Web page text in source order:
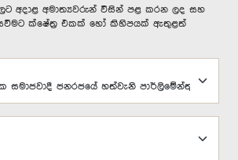
අදාළ අමාත්‍යවරුන් විසින් පළ කරන ලද සහ
ක්ෂේත්‍ර එකක් හෝ කිහිපයක් ඇතුළත්